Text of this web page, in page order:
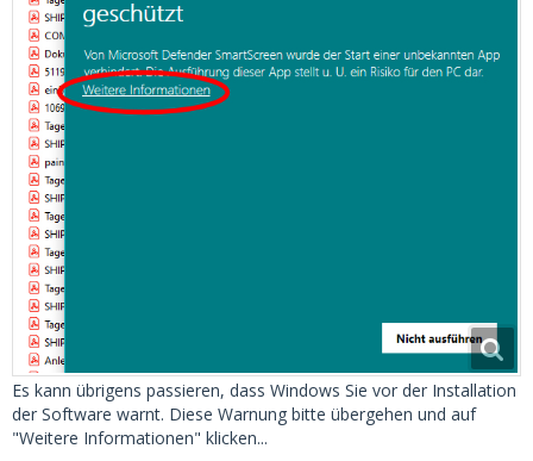
Es kann übrigens passieren, dass Windows Sie vor der Installation
der Software warnt. Diese Warnung bitte übergehen und auf
"Weitere Informationen" klicken...